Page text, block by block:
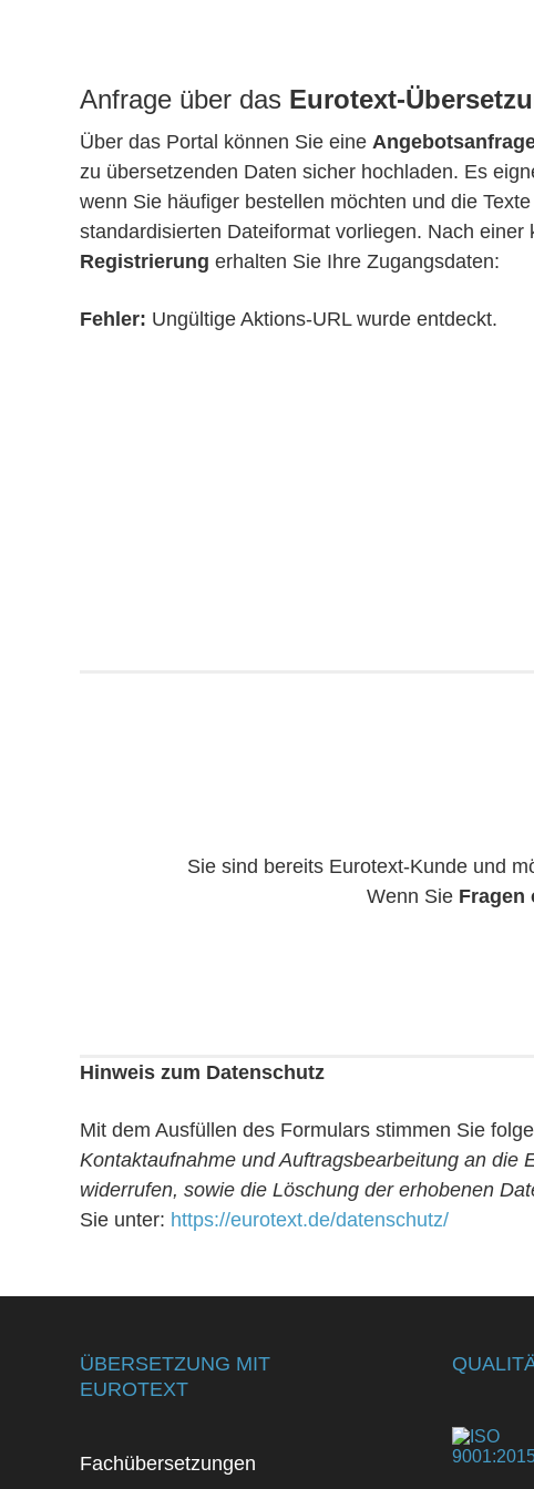
Anfrage über das Eurotext-
Über das Portal können Sie eine
zu übersetzenden Daten sicher hochladen. Es
wenn Sie häufiger bestellen möchten und die
standardisierten Dateiformat vorliegen. Nach einer
Registrierung erhalten Sie Ihre Zugangsdaten:
Fehler: Ungültige Aktions-URL wurde entdeckt.
Sie sind bereits Eurotext-Kunde und
Wenn Sie Fragen
Hinweis zum Datenschutz
Mit dem Ausfüllen des Formulars stimmen Sie
Kontaktaufnahme und Auftragsbearbeitung an die
widerrufen, sowie die Löschung der erhobenen
Sie unter: https://eurotext.de/datenschutz/
ÜBERSETZUNG MIT
EUROTEXT
Fachübersetzungen